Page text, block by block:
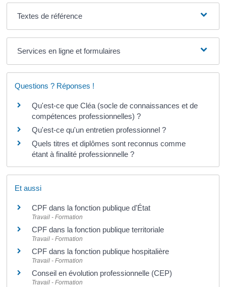
Textes de référence
Services en ligne et formulaires
Questions ? Réponses !
Qu'est-ce que Cléa (socle de connaissances et de
compétences professionnelles) ?
Qu'est-ce qu'un entretien professionnel ?
Quels titres et diplômes sont reconnus comme
étant à finalité professionnelle ?
Et aussi
CPF dans la fonction publique d'État
Travail - Formation
CPF dans la fonction publique territoriale
Travail - Formation
CPF dans la fonction publique hospitalière
Travail - Formation
Conseil en évolution professionnelle (CEP)
Travail - Formation